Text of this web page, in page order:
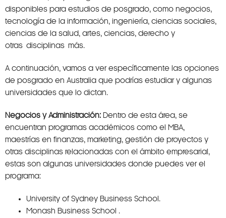
disponibles para estudios de posgrado, como negocios,
tecnología de la información, ingeniería, ciencias sociales,
ciencias de la salud, artes, ciencias, derecho y
otras disciplinas más.
A continuación, vamos a ver específicamente las opciones
de posgrado en Australia que podrías estudiar y algunas
universidades que lo dictan.
Negocios y Administración: Dentro de esta área, se
encuentran programas académicos como el MBA,
maestrías en finanzas, marketing, gestión de proyectos y
otras disciplinas relacionadas con el ámbito empresarial,
estas son algunas universidades donde puedes ver el
programa:
University of Sydney Business School.
Monash Business School .